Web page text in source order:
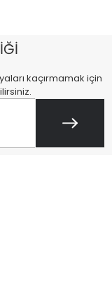
kaçırmamak için